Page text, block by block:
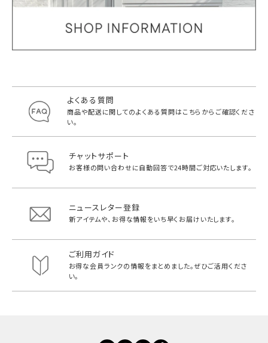
よくある質問
商品や配送に関してのよくある質問はこちらからご確認くださ
い。
チャットサポート
お客様の問い合わせに自動回答で24時間ご対応いたします。
ニュースレター登録
新アイテムや、お得な情報をいち早く お届けいたします。
ご利用ガイド
お得な会員ランクの情報をまとめました。ぜひご活用くださ
い。